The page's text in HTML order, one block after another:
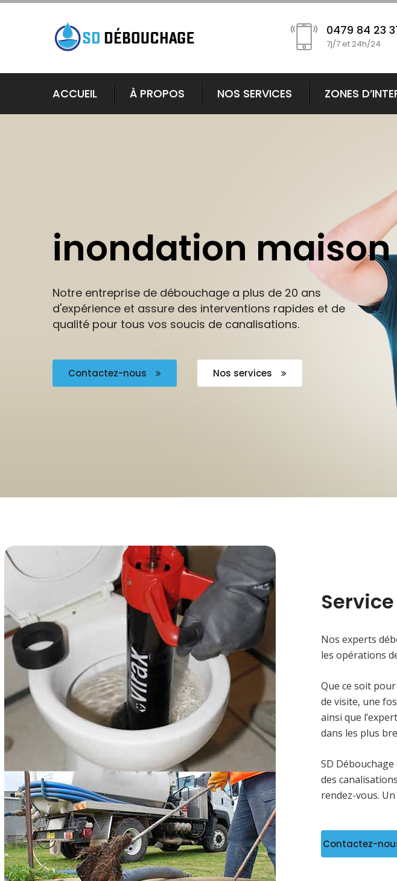
0479 84 23
7j/7 et 24h/24
ACCUEIL À PROPOS NOS SERVICES ZONES
inondation maison
Notre entreprise de débouchage a plus de 20 ans
d'expérience et assure des interventions rapides et de
qualité pour tous vos soucis de canalisations.
Contactez-nous Nos services
Nos experts
les opérations
Que ce soit
de visite, une
ainsi que
dans les plus
SD
des
rendez-vous.
Contactez-